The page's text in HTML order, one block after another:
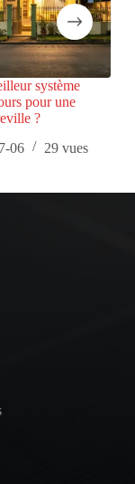
système
pour une
?
06
29 vues